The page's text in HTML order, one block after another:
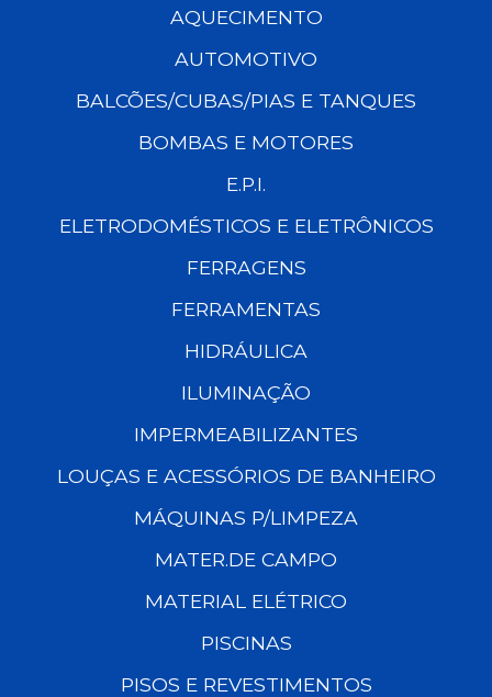
AQUECIMENTO
AUTOMOTIVO
BALCÕES/CUBAS/PIAS E TANQUES
BOMBAS E MOTORES
E.P.I.
ELETRODOMÉSTICOS E ELETRÔNICOS
FERRAGENS
FERRAMENTAS
HIDRÁULICA
ILUMINAÇÃO
IMPERMEABILIZANTES
LOUÇAS E ACESSÓRIOS DE BANHEIRO
MÁQUINAS P/LIMPEZA
MATER.DE CAMPO
MATERIAL ELÉTRICO
PISCINAS
PISOS E REVESTIMENTOS